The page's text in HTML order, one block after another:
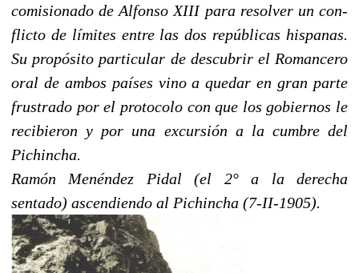
comisionado de Alfonso XIII para resolver un con­
flicto de límites entre las dos repú­blicas hispanas.
Su propósito particular de descubrir el Romancero
oral de ambos países vino a quedar en gran parte
frustrado por el pro­tocolo con que los gobiernos le
reci­bieron y por una excursión a la cumbre del
Pichincha.
Ramón Menéndez Pidal (el 2° a la derecha
sentado) ascendiendo al Pi­chincha (7-II-1905).